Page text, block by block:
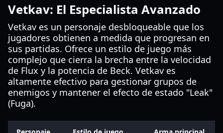
Vetkav: El Especialista Avanzado
Vetkav es un personaje desbloqueable que los
jugadores obtienen a medida que progresan en
sus partidas. Ofrece un estilo de juego más
complejo que cierra la brecha entre la velocidad
de Flux y la potencia de Beck. Vetkav es
altamente efectivo para gestionar grupos de
enemigos y mantener el efecto de estado "Leak"
(Fuga).